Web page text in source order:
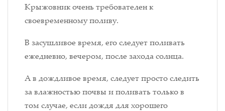
Крыжовник очень требователен к
своевременному поливу.
В засушливое время, его следует поливать
ежедневно, вечером, после захода солнца.
А в дождливое время, следует просто следить
за влажностью почвы и поливать только в
том случае, если дождя для хорошего